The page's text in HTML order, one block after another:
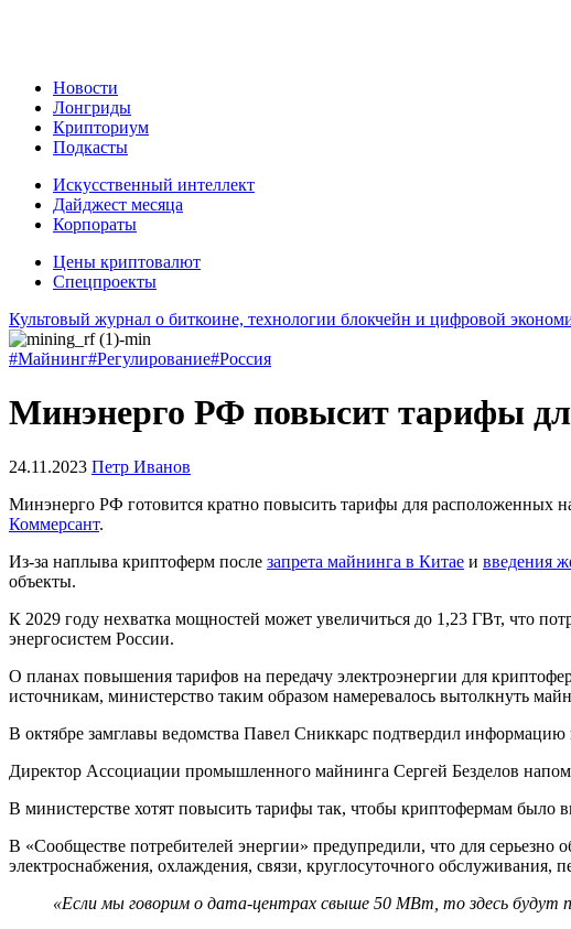
Новости
Лонгриды
Крипториум
Подкасты
Искусственный интеллект
Дайджест месяца
Корпораты
Цены криптовалют
Спецпроекты
Культовый журнал о биткоине, технологии блокчейн и цифровой
#Майнинг#Регулирование#Россия
Минэнерго РФ повысит тарифы
24.11.2023 Петр Иванов
Минэнерго РФ готовится кратно повысить тарифы для расположенных
Коммерсант.
Из-за наплыва криптоферм после запрета майнинга в Китае и введения
объекты.
К 2029 году нехватка мощностей может увеличиться до 1,23 ГВт, что
энергосистем России.
О планах повышения тарифов на передачу электроэнергии для
источникам, министерство таким образом намеревалось вытолкнуть
В октябре замглавы ведомства Павел Сниккарс подтвердил
Директор Ассоциации промышленного майнинга Сергей Безделов
В министерстве хотят повысить тарифы так, чтобы криптофермам было
В «Сообществе потребителей энергии» предупредили, что для
электроснабжения, охлаждения, связи, круглосуточного обслуживания,
«Если мы говорим о дата-центрах свыше 50 МВт, то здесь будут